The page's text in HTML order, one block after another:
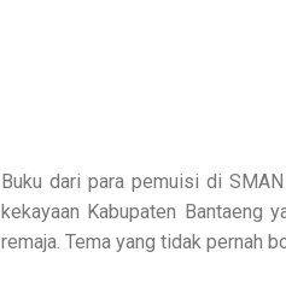
Buku dari para pemuisi di
kekayaan Kabupaten Bantaeng
remaja. Tema yang tidak pernah